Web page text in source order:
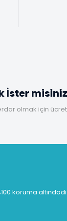
İster
olmak için
koruma